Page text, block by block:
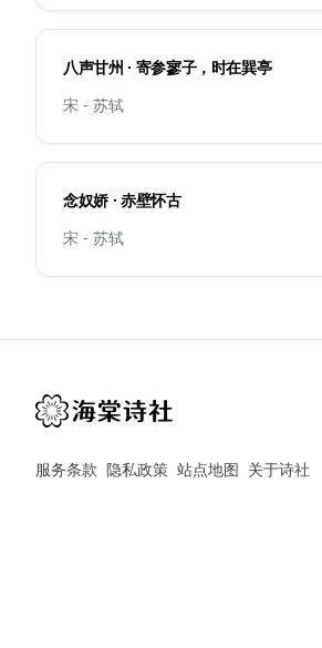
八声甘州 · 寄参寥子，时在巽亭
宋 - 苏轼
念奴娇 · 赤壁怀古
宋 - 苏轼
服务条款 隐私政策 站点地图 关于诗社